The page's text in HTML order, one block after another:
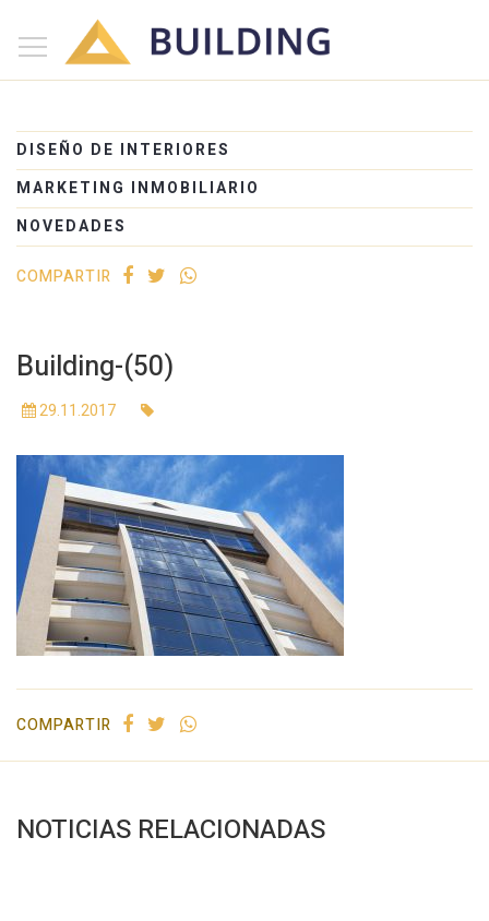
Inicio
Proyectos
DISEÑO DE INTERIORES
MARKETING INMOBILIARIO
NOVEDADES
COMPARTIR
Building-(50)
29.11.2017
COMPARTIR
NOTICIAS RELACIONADAS